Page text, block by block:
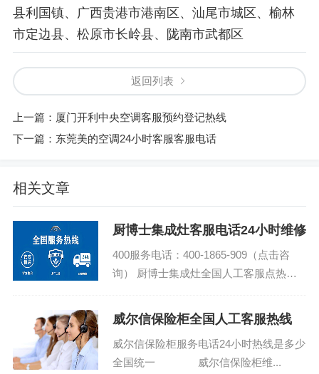
县利国镇、广西贵港市港南区、汕尾市城区、榆林
市定边县、松原市长岭县、陇南市武都区
返回列表
上一篇： 厦门开利中央空调客服预约登记热线
下一篇： 东莞美的空调24小时客服客服电话
相关文章
厨博士集成灶客服电话24小时维修
400服务电话：400-1865-909（点击咨
询） 厨博士集成灶全国人工客服点热线
各点服务电话热线...
威尔信保险柜全国人工客服热线
威尔信保险柜服务电话24小时热线是多少
全国统一 威尔信保险柜维...